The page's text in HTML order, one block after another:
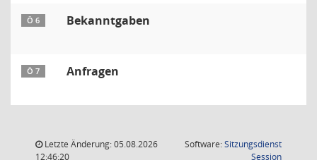
Ö 6 Bekanntgaben
Ö 7 Anfragen
Letzte Änderung: 05.08.2026
12:46:20
Software:Sitzungsdienst
Session(Wird in